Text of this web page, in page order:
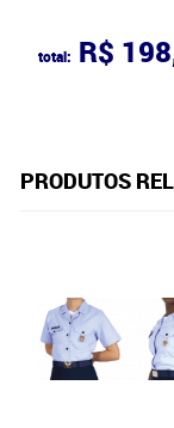
total: R$
PRODUTOS